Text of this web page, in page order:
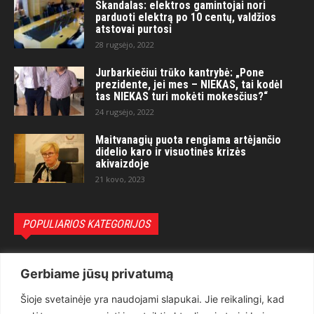
Gerbiame jūsų privatumą
Šioje svetainėje yra naudojami slapukai. Jie reikalingi, kad
Skandalas: elektros gamintojai nori
parduoti elektrą po 10 centų, valdžios
atstovai purtosi
28 rugsėjo, 2022
Jurbarkiečiui trūko kantrybė: „Pone
prezidente, jei mes – NIEKAS, tai kodėl
tas NIEKAS turi mokėti mokesčius?“
24 rugsėjo, 2022
Maitvanagių puota rengiama artėjančio
didelio karo ir visuotinės krizės
akivaizdoje
21 kovo, 2023
POPULIARIOS KATEGORIJOS
Teisėsauga
1497